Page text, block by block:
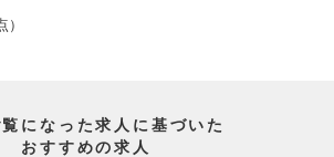
になった求人に基づいた
おすすめの求人